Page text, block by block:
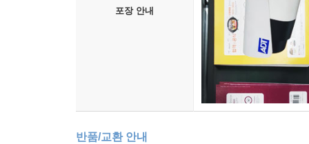
포장 안내
반품/교환 안내